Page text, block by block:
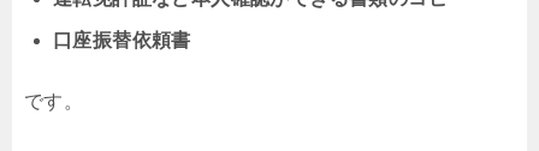
口座振替依頼書
です。